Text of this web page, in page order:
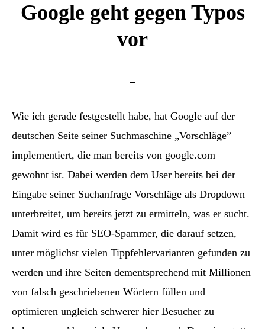
DomainRecht,
Google geht gegen Typos
vor
Wie ich gerade festgestellt habe, hat Google auf der
deutschen Seite seiner Suchmaschine „Vorschläge”
implementiert, die man bereits von google.com
gewohnt ist. Dabei werden dem User bereits bei der
Eingabe seiner Suchanfrage Vorschläge als Dropdown
unterbreitet, um bereits jetzt zu ermitteln, was er sucht.
Damit wird es für SEO-Spammer, die darauf setzen,
unter möglichst vielen Tippfehlervarianten gefunden zu
werden und ihre Seiten dementsprechend mit Millionen
von falsch geschriebenen Wörtern füllen und
optimieren ungleich schwerer hier Besucher zu